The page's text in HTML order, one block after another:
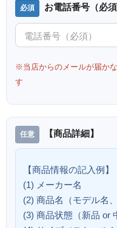
お電話番号（必須
※当店からのメールが届か
す
【商品詳細】
【商品情報の記入例】
(1) メーカー名
(2) 商品名（モデル名
(3) 商品状態（新品 or